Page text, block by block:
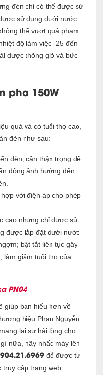
đèn chỉ có thể được sử
sử dụng dưới nước.
thể vượt quá phạm
độ làm việc -25 đến
được thông gió và bức
pha 150W
quả và có tuổi thọ cao,
đèn như sau:
đèn, cần thận trọng để
động ảnh hưởng đến
với điện áp cho phép
cao nhưng chỉ được sử
được lắp đặt dưới nước
bật tắt liên tục gây
làm giảm tuổi thọ của
PN04
giúp bạn hiểu hơn về
hiệu Phan Nguyễn
lại sự hài lòng cho
nữa, hãy nhấc máy lên
để được tư
truy cập trang web: